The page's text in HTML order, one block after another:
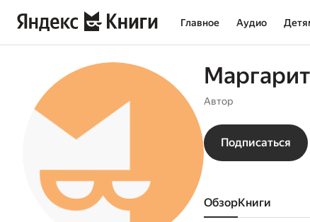
Главное Аудио
Автор
Подписаться
Обзор книги